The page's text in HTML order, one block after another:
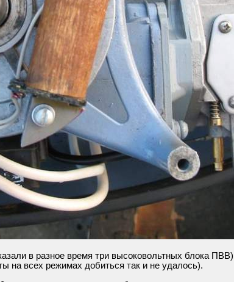
в разное время три высоковольтных блока
на всех режимах добиться так и не удалось).